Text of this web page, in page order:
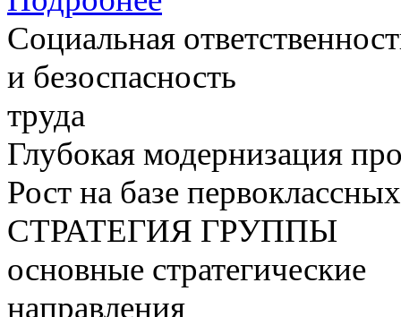
Социальная
и безоспасность
труда
Глубокая модернизация
Рост на базе
СТРАТЕГИЯ ГРУППЫ
основные стратегические
направления